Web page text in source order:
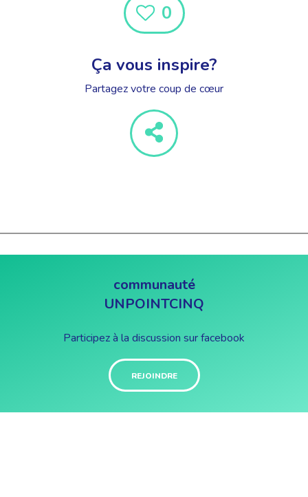
0
Ça vous inspire?
Partagez votre coup de cœur
communauté
UNPOINTCINQ
Participez à la discussion sur facebook
REJOINDRE